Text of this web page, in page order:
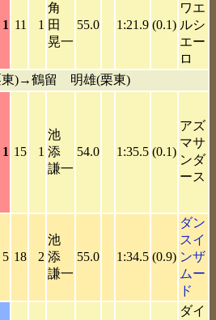
1 11 1
角
田
晃一
55.0 1:21.9 (0.1)
ワエ
ルシ
エー
ロ
)→鶴留 明雄(栗東)
1 15 1
池
添
謙一
54.0 1:35.5 (0.1)
アズ
マサ
ンダ
ース
5 18 2
池
添
謙一
55.0 1:34.5 (0.9)
ダン
スイ
ンザ
ムー
ド
ダイ